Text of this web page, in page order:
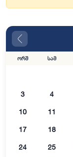
ორშ სამ
3 4
10 11
17 18
24 25